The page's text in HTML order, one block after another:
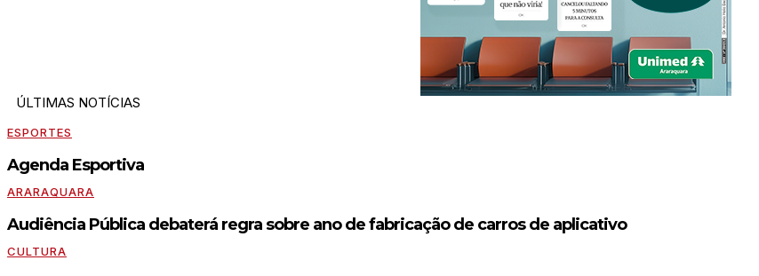
ÚLTIMAS NOTÍCIAS
ESPORTES
Agenda Esportiva
ARARAQUARA
Audiência Pública debaterá regra sobre ano de fabricação de carros de aplicativo
CULTURA